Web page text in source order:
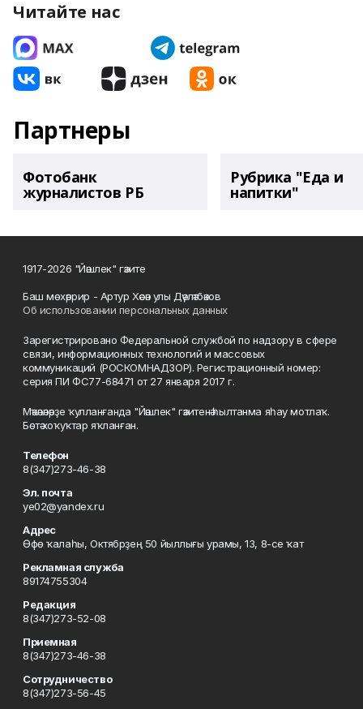
Читайте нас
Партнеры
Фотобанк
журналистов РБ
Рубрика "Еда и
напитки"
1917-2026 "Йәшлек" гәзите
Баш мөхәррир - Артур Хәсән улы Дәүләтбәков
Об использовании персональных данных
Зарегистрировано Федеральной службой по надзору в сфере
связи, информационных технологий и массовых
коммуникаций (РОСКОМНАДЗОР). Регистрационный номер:
серия ПИ ФС77-68471 от 27 января 2017 г.
Мәҡәләләрҙе ҡулланғанда "Йәшлек" гәзитенә һылтанма яһау мотлаҡ.
Бөтә хоҡуҡтар яҡланған.
Телефон
8(347)273-46-38
Эл. почта
ye02@yandex.ru
Адрес
Өфө ҡалаһы, Октябрҙең 50 йыллығы урамы, 13, 8-се ҡат
Рекламная служба
89174755304
Редакция
8(347)273-52-08
Приемная
8(347)273-46-38
Сотрудничество
8(347)273-56-45